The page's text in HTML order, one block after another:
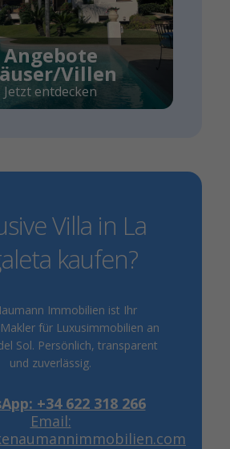
Angebote
Villen
Jetzt entdecken
Villa in La
kaufen?
Immobilien ist Ihr
für Luxusimmobilien an
Sol. Persönlich, transparent
und zuverlässig.
+34 622 318 266
Email: